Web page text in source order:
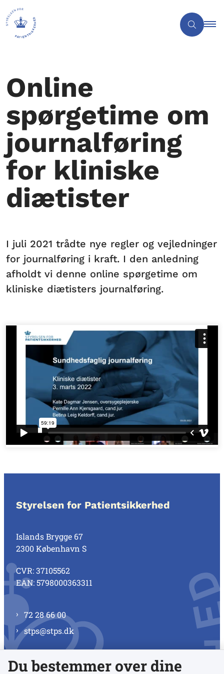
Online
spørgetime om
journalføring
for kliniske
diætister
I juli 2021 trådte nye regler og vejledninger
for journalføring i kraft. I den anledning
afholdt vi denne online spørgetime om
kliniske diætisters journalføring.
Styrelsen for Patientsikkerhed
Islands Brygge 67
2300 København S
CVR: 37105562
EAN: 5798000363311
72 28 66 00
stps@stps.dk
Se alle kontaktnumre
Du bestemmer over dine